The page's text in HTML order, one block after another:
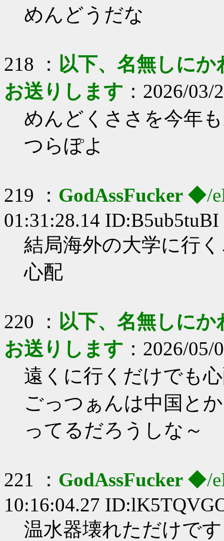
めんどうだな
218 ： 以下、名無しに
お送りします ：2026/
めんどくささを今年
つらぽよ
219 ： GodAssFucker ◆/
01:31:28.14 ID:B5ub5tuBI
結局海外の大学に行
心配
220 ： 以下、名無しに
お送りします ：2026/
遠くに行くだけでも
ごっつぁんは中国と
ってるだろうしな～
221 ： GodAssFucker ◆/
10:16:04.27
温水器壊れただけで